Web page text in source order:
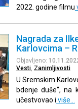
2022. godine filmu
Nagrada za
Karlovcima –
Objavljeno:
Vesti, Zanimljivosti
U Sremskim
bdenje duše“, na
učestvovao i više…